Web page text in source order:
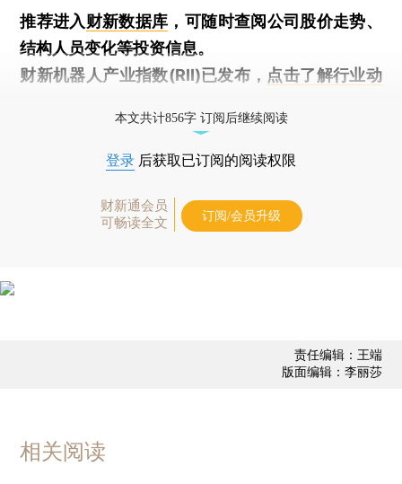
推荐进入财新数据库 ，可随时查阅公司股价走势、
结构人员变化等投资信息。
财新机器人产业指数(RII)已发布， 点击了解行业动
本文共计856字 订阅后继续阅读
登录 后获取已订阅的阅读权限
财新通会员
可畅读全文
订阅/会员升级
责任编辑：王端
版面编辑：李丽莎
相关阅读